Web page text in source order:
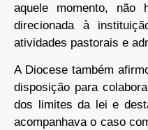
aquele momento, não
direcionada à
atividades pastorais e
A Diocese também
disposição para
dos limites da lei e
acompanhava o caso